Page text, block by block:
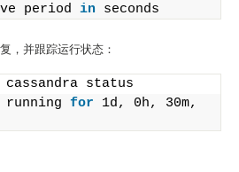
period in seconds
，并跟踪运行状态：
status
running for 1d, 0h, 30m,